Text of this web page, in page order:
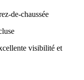
de-chaussée
visibilité et